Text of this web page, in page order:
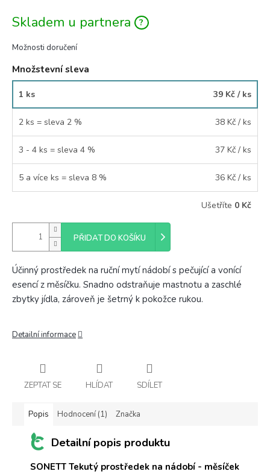
cena:
Skladem u partnera
Možnosti doručení
Množstevní sleva
1 ks 39 Kč / ks
2 ks = sleva 2 % 38 Kč / ks
3 - 4 ks = sleva 4 % 37 Kč / ks
5 a více ks = sleva 8 % 36 Kč / ks
Ušetříte 0 Kč
PŘIDAT DO KOŠÍKU
Účinný prostředek na ruční mytí nádobí s pečující a vonící
esencí z měsíčku. Snadno odstraňuje mastnotu a zaschlé
zbytky jídla, zároveň je šetrný k pokožce rukou.
Detailní informace
ZEPTAT SE HLÍDAT SDÍLET
Popis Hodnocení (1) Značka
Detailní popis produktu
SONETT Tekutý prostředek na nádobí - měsíček